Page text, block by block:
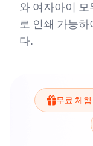
와 여자아이
로 인쇄 가능하
다.
무료 체